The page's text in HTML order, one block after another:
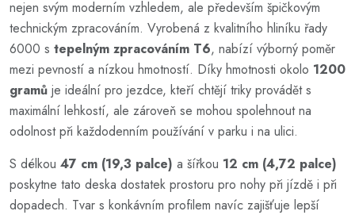
nejen svým moderním vzhledem, ale především špičkovým
technickým zpracováním. Vyrobená z kvalitního hliníku řady
6000 s tepelným zpracováním T6, nabízí výborný poměr
mezi pevností a nízkou hmotností. Díky hmotnosti okolo 1200
gramů je ideální pro jezdce, kteří chtějí triky provádět s
maximální lehkostí, ale zároveň se mohou spolehnout na
odolnost při každodenním používání v parku i na ulici.
S délkou 47 cm (19,3 palce) a šířkou 12 cm (4,72 palce)
poskytne tato deska dostatek prostoru pro nohy při jízdě i při
dopadech. Tvar s konkávním profilem navíc zajišťuje lepší